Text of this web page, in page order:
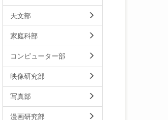
天文部
家庭科部
コンピューター部
映像研究部
写真部
漫画研究部